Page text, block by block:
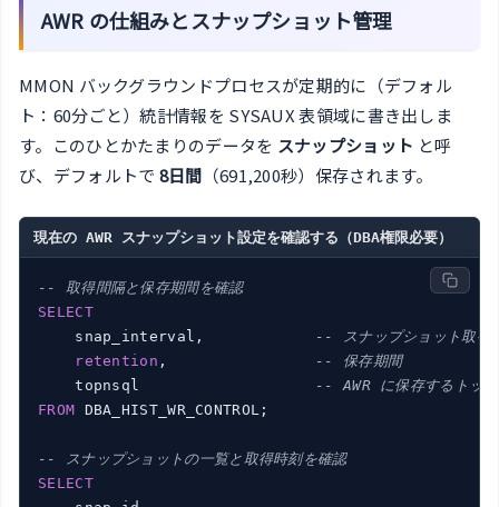
AWR の仕組みとスナップショット管理
MMON バックグラウンドプロセスが定期的に（デフォル
ト：60分ごと）統計情報を SYSAUX 表領域に書き出しま
す。このひとかたまりのデータを スナップショット と呼
び、デフォルトで 8日間 （691,200秒）保存されます。
現在の AWR スナップショット設定を確認する（DBA権限必要）
-- 取得間隔と保存期間を確認
SELECT
    snap_interval,
-- スナップショット取得
retention ,
-- 保存期間
    topnsql
-- AWR に保存するトップ
FROM DBA_HIST_WR_CONTROL;
-- スナップショットの一覧と取得時刻を確認
SELECT